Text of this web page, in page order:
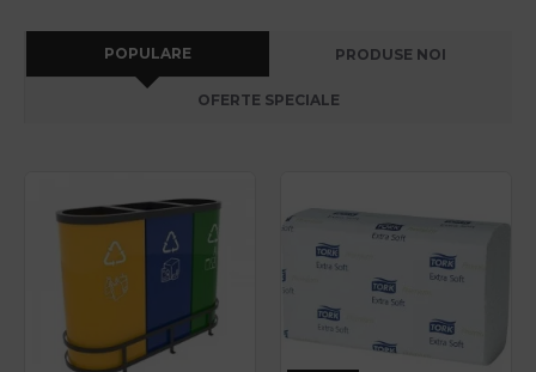
POPULARE PRODUSE NOI
OFERTE SPECIALE